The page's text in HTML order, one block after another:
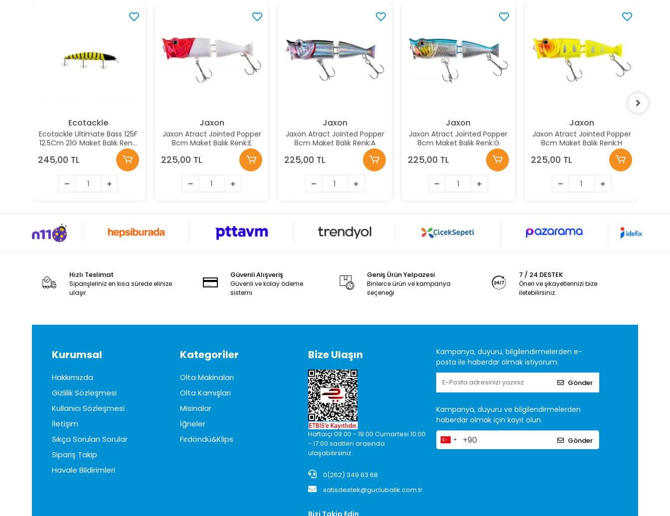
Ecotackle
Ecotackle Ultimate Bass 125F
12.5Cm 21G Maket Balık Renk:
245,00 TL
Jaxon
Jaxon Atract Jointed Popper
8cm Maket Balık Renk:E
225,00 TL
Jaxon
Jaxon Atract Jointed Popper
8cm Maket Balık Renk:A
225,00 TL
Jaxon
Jaxon Atract Jointed Popper
8cm Maket Balık Renk:G
225,00 TL
Jaxon
Jaxon Atract Jointed Popper
8cm Maket Balık Renk:H
225,00 TL
Hızlı Teslimat
Siparişleriniz en kısa sürede elinize
ulaşır.
Güvenli Alışveriş
Güvenli ve kolay ödeme
sistemi
Geniş Ürün Yelpazesi
Binlerce ürün ve kampanya
seçeneği
7 / 24 DESTEK
Öneri ve şikayetlerinizi bize
iletebilirsiniz.
Kurumsal
Hakkımızda
Gizlilik Sözleşmesi
Kullanıcı Sözleşmesi
İletişim
Sıkça Sorulan Sorular
Sipariş Takip
Havale Bildirimleri
Kategoriler
Olta Makinaları
Olta Kamışları
Misinalar
İğneler
Fırdöndü&Klips
Bize Ulaşın
Haftaiçi 09:00 - 19:00 Cumartesi 10:00
- 17:00 saatleri arasında
ulaşabilirsiniz.
0(262) 349 63 68
satisdestek@guclubalik.com.tr
Kampanya, duyuru, bilgilendirmelerden e-
posta ile haberdar olmak istiyorum.
Gönder
Kampanya, duyuru ve bilgilendirmelerden
haberdar olmak için kayıt olun.
Gönder